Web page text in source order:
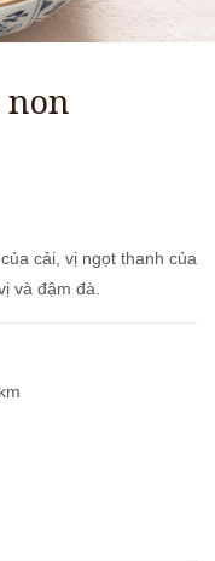
non
cải, vị ngọt thanh của
và đậm đà.